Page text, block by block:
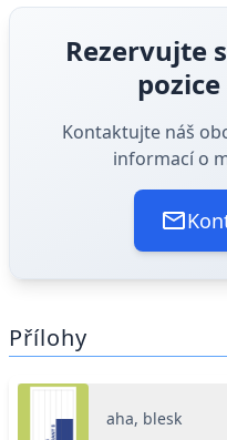
Rezervujte
Kontaktujte náš
informací o
Přílohy
aha, blesk